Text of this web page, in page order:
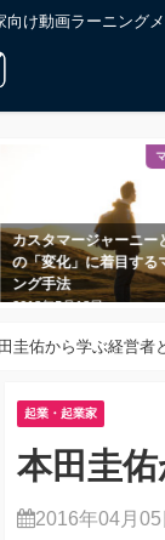
向け動画ラーニング
カスタマージャーニー
の「変化」に着目する
ング手法
2018年5月18日
圭佑から学ぶ経営者
起業・起業家
本田圭
2016年04月05